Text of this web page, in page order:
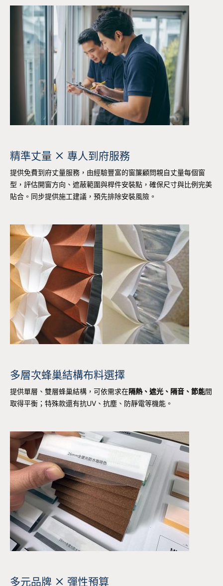
精準丈量 × 專人到府服務
提供免費到府丈量服務，由經驗豐富的窗簾顧問親自丈量每個窗
型，評估開窗方向、遮蔽範圍與桿件安裝點，確保尺寸與比例完美
貼合。同步提供施工建議，預先排除安裝風險。
多層次蜂巢結構布料選擇
提供單層、雙層蜂巢結構，可依需求在隔熱、遮光、隔音、節能間
取得平衡；特殊款還有抗UV、抗塵、防靜電等機能。
多元品牌 × 彈性預算